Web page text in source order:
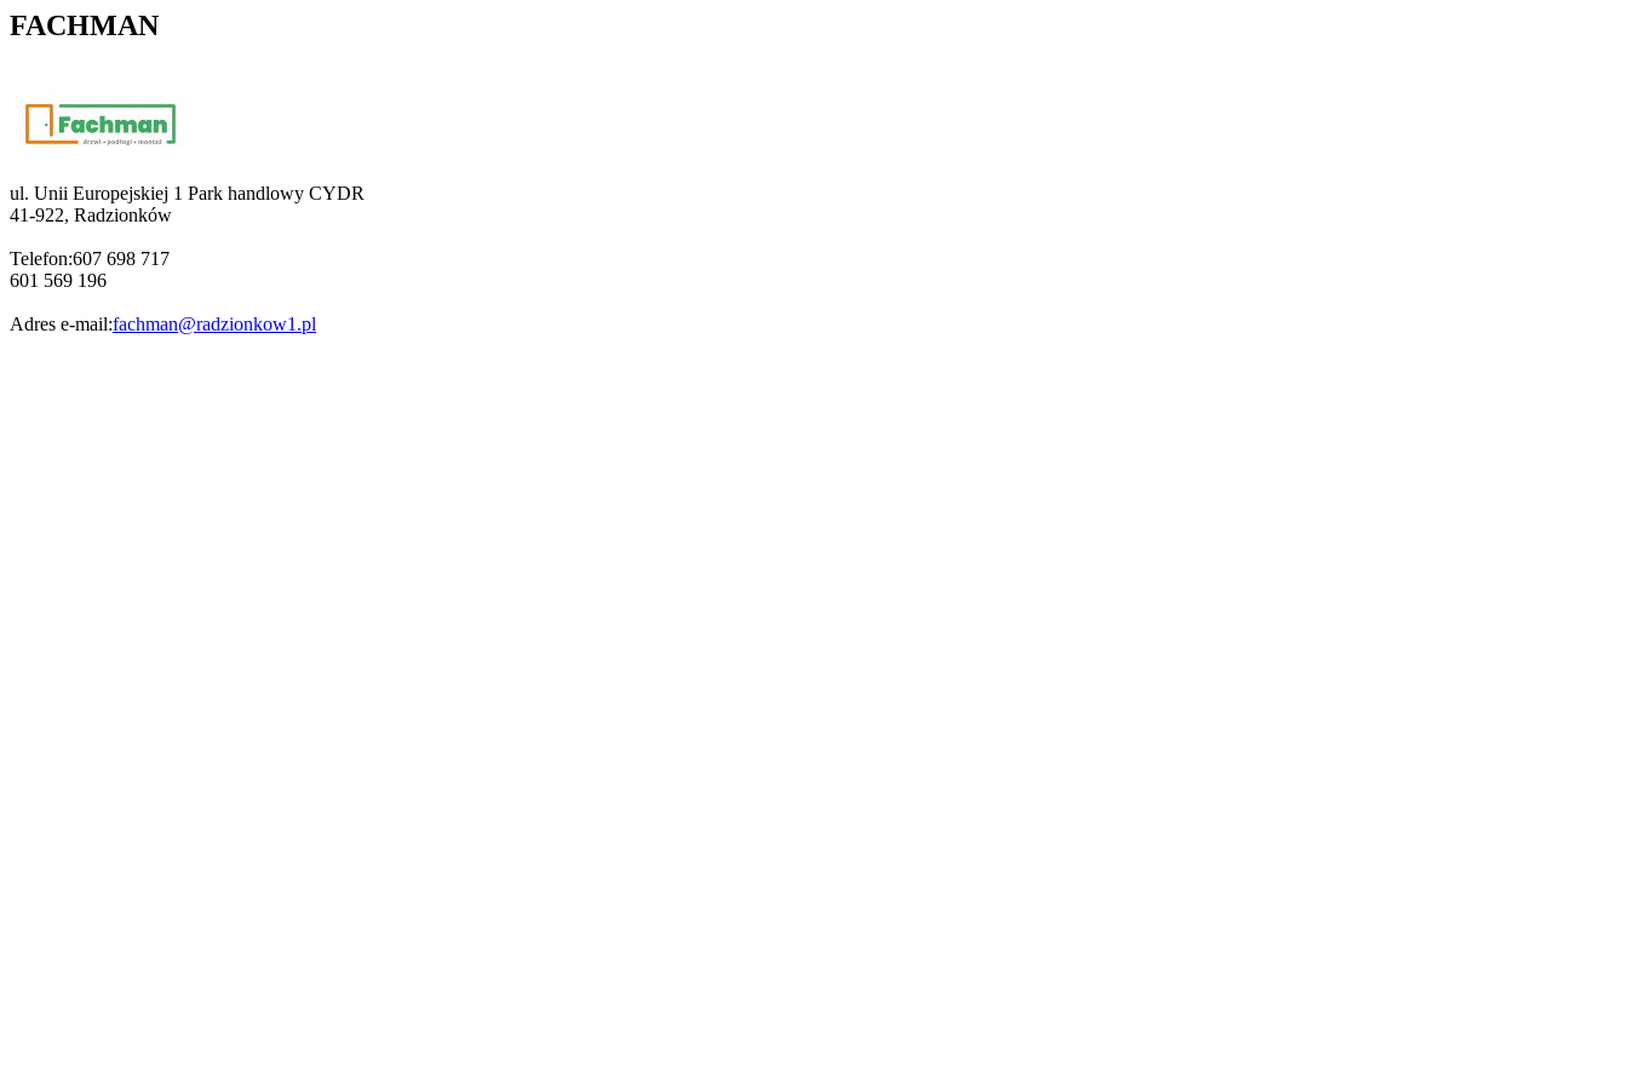
FACHMAN
ul. Unii Europejskiej 1 Park handlowy CYDR
41-922, Radzionków
Telefon:607 698 717
601 569 196
Adres e-mail:fachman@radzionkow1.pl